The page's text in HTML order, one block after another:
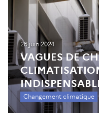
Changement climatique
VAGUES DE
26 juin 2024